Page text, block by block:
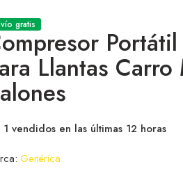
gratis
Llantas
1 vendidos en las últimas 12 horas
Genérica